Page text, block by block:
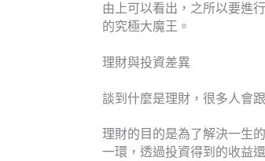
由上可以看出，之所以要進
的究極大魔王。
理財與投資差異
談到什麼是理財，很多人會
理財的目的是為了解決一生
一環，透過投資得到的收益